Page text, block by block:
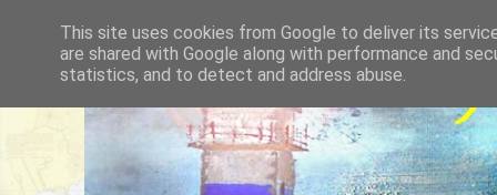
This site uses cookies from Google to deliver its
are shared with Google along with performance and
statistics, and to detect and address abuse.